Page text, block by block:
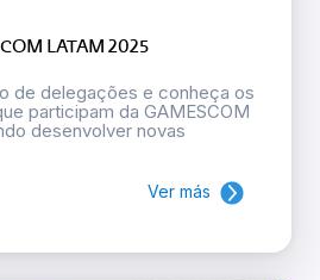
LATAM 2025
de delegações e conheça os
participam da GAMESCOM
desenvolver novas
Ver más